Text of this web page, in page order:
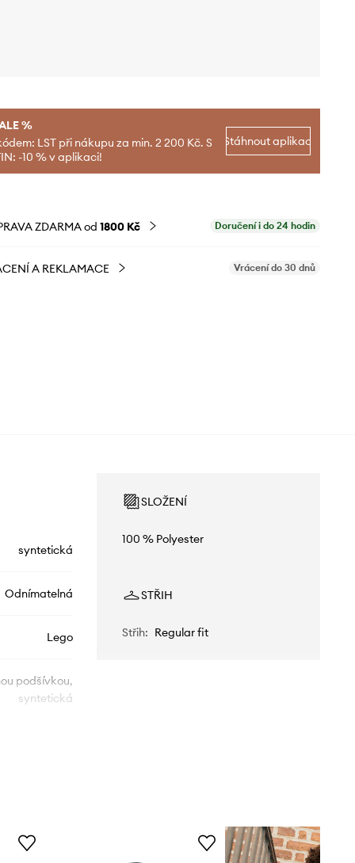
%
LST při nákupu za min. 2 200 Kč. S
-10 % v aplikaci!
Stáhnout aplikaci
ZDARMA od 1800 Kč Doručení i do 24 hodin
A REKLAMACE Vrácení do 30 dnů
syntetická
Odnímatelná
Lego
podšívkou,
syntetická
modř
SLOŽENÍ
100 % Polyester
STŘIH
Střih: Regular fit